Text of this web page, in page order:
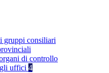
gruppi consiliari
di controllo
uffici 4